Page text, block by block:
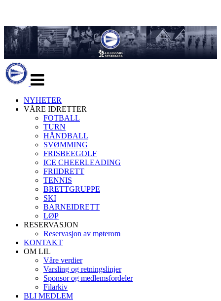
navigasjon
NYHETER
VÅRE IDRETTER
FOTBALL
TURN
HÅNDBALL
SVØMMING
FRISBEEGOLF
ICE CHEERLEADING
FRIIDRETT
TENNIS
BRETTGRUPPE
SKI
BARNEIDRETT
LØP
RESERVASJON
Reservasjon av møterom
KONTAKT
OM LIL
Våre verdier
Varsling og retningslinjer
Sponsor og medlemsfordeler
Filarkiv
BLI MEDLEM